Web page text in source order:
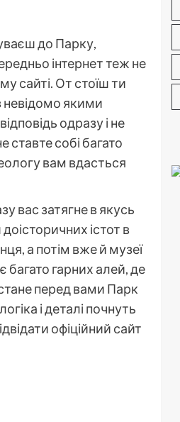
до Парку,
інтернет теж не
сайті. От стоїш ти
невідомо якими
одразу і не
собі багато
вам вдасться
вас затягне в якусь
істот в
а потім вже й музеї
гарних алей, де
перед вами Парк
і деталі почнуть
офіційний сайт